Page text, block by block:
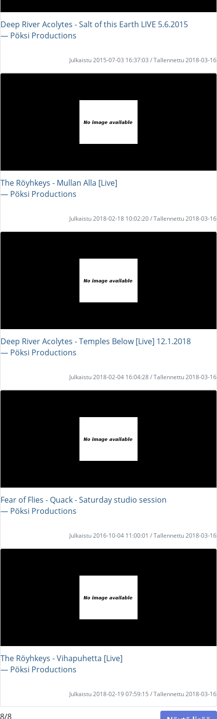
Deep River Acolytes - Salt of this Earth LIVE 5.6.2015
― Pöksi Productions
Julkaistu 2015-07-03 16:37:03 / Tallennettu 2018-03-16
The Röyhkeys - Mullan Alla [Live]
― Pöksi Productions
Julkaistu 2018-02-18 10:02:20 / Tallennettu 2018-03-16
Deep River Acolytes - Temples Below [Live] 12.1.2018
― Pöksi Productions
Julkaistu 2018-02-04 16:04:28 / Tallennettu 2018-03-16
Fear of Flies - Quack - Saturday studio session
― Pöksi Productions
Julkaistu 2016-10-04 11:00:01 / Tallennettu 2018-03-16
The Röyhkeys - Vihapuhetta [Live]
― Pöksi Productions
Julkaistu 2018-02-19 07:59:15 / Tallennettu 2018-03-16
8/8